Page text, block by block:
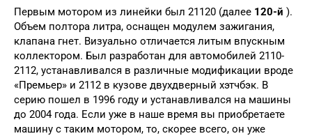
Первым мотором из линейки был 21120 (далее 120-й ).
Объем полтора литра, оснащен модулем зажигания,
клапана гнет. Визуально отличается литым впускным
коллектором. Был разработан для автомобилей 2110-
2112, устанавливался в различные модификации вроде
«Премьер» и 2112 в кузове двухдверный хэтчбэк. В
серию пошел в 1996 году и устанавливался на машины
до 2004 года. Если уже в наше время вы приобретаете
машину с таким мотором, то, скорее всего, он уже